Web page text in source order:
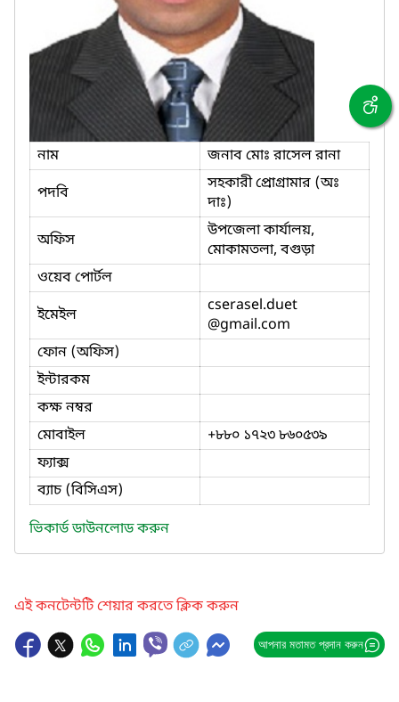
নাম
জনাব মোঃ রাসেল রানা
পদবি
সহকারী প্রোগ্রামার (অঃ
দাঃ)
অফিস
উপজেলা কার্যালয়,
মোকামতলা, বগুড়া
ওয়েব পোর্টল
ইমেইল
cserasel.duet
@gmail.com
ফোন (অফিস)
ইন্টারকম
কক্ষ নম্বর
মোবাইল
+৮৮০ ১৭২৩ ৮৬০৫৩৯
ফ্যাক্স
ব্যাচ (বিসিএস)
ভিকার্ড ডাউনলোড করুন
এই কনটেন্টটি শেয়ার করতে ক্লিক করুন
আপনার মতামত প্রদান করুন